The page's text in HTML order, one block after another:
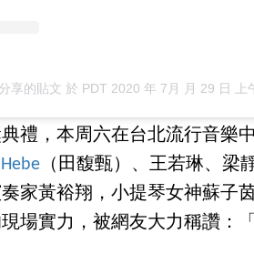
享的貼文 於 PDT 2020 年 7月 月 29 日 上
禮，本周六在台北流行音樂
Hebe（田馥甄）、王若琳、梁
家黃裕翔，小提琴女神蘇子
場實力，被網友大力稱讚：